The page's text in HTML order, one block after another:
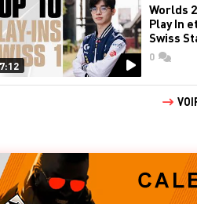
Worlds
Play In
Swiss
0